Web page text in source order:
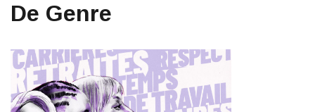
De Genre